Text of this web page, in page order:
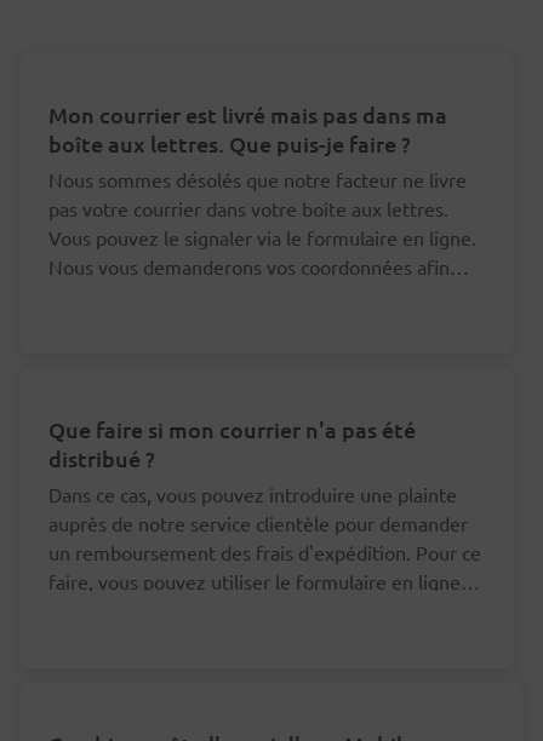
Mon courrier est livré mais pas dans ma
boîte aux lettres. Que puis-je faire ?
Nous sommes désolés que notre facteur ne livre
pas votre courrier dans votre boîte aux lettres.
Vous pouvez le signaler via le formulaire en ligne.
Nous vous demanderons vos coordonnées afin
Que faire si mon courrier n'a pas été
distribué ?
Dans ce cas, vous pouvez introduire une plainte
auprès de notre service clientèle pour demander
un remboursement des frais d'expédition. Pour ce
faire, vous pouvez utiliser le formulaire en ligne